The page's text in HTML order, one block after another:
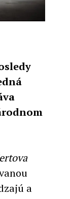
a